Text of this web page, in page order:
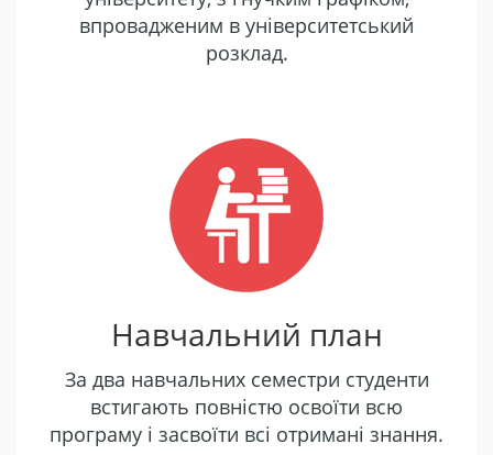
впровадженим в університетський
розклад.
Навчальний план
За два навчальних семестри студенти
встигають повністю освоїти всю
програму і засвоїти всі отримані знання.